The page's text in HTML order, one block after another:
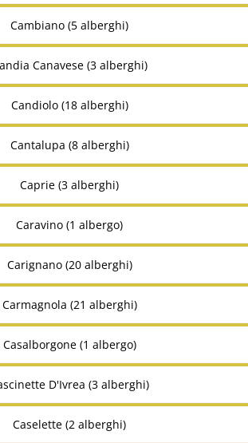
Cambiano (5 alberghi)
Canavese (3 alberghi)
Candiolo (18 alberghi)
Cantalupa (8 alberghi)
Caprie (3 alberghi)
Caravino (1 albergo)
Carignano (20 alberghi)
Carmagnola (21 alberghi)
Casalborgone (1 albergo)
D'Ivrea (3 alberghi)
Caselette (2 alberghi)